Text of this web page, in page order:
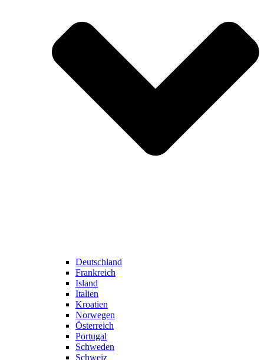
Deutschland
Frankreich
Island
Italien
Kroatien
Norwegen
Österreich
Portugal
Schweden
Schweiz